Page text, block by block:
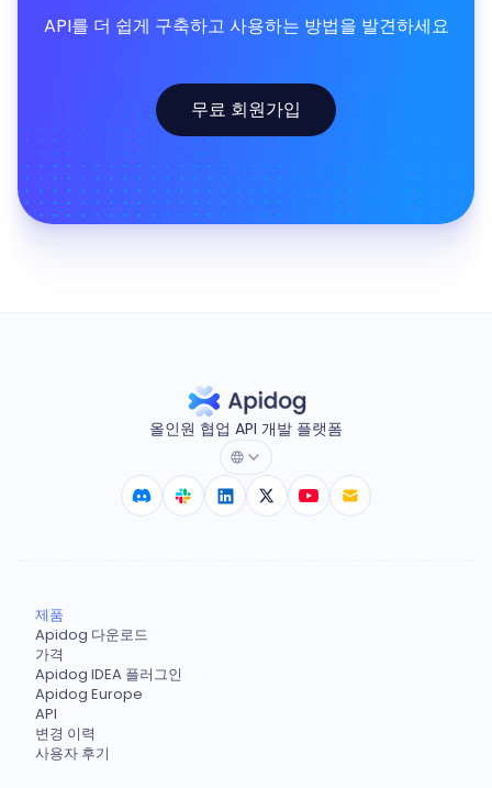
API를 더 쉽게 구축하고 사용하는 방법을 발견하세요
무료 회원가입
올인원 협업 API 개발 플랫폼
제품
Apidog 다운로드
가격
Apidog IDEA 플러그인
Apidog Europe
API
변경 이력
사용자 후기